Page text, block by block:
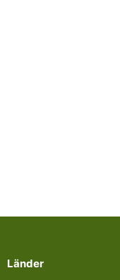
Länder